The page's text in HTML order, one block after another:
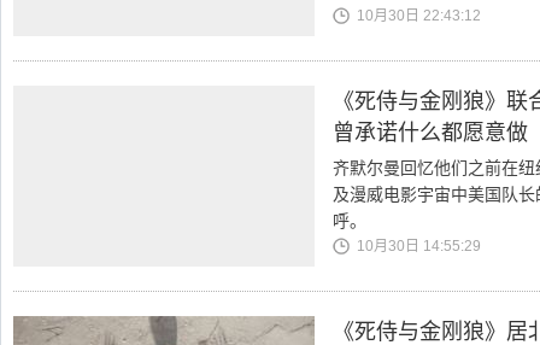
10月30日 22:43:12
《死侍与金刚狼》
曾承诺什么都愿意做
齐默尔曼回忆他们之前在
及漫威电影宇宙中美国队
呼。
10月30日 14:55:29
《死侍与金刚狼》